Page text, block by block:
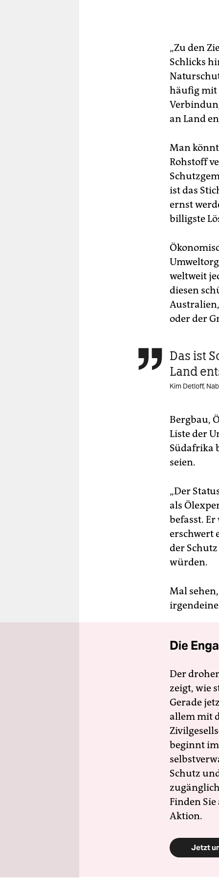
„Zu den
Schlicks
häufig mit
an Land
Man
Rohstoff
ist das
ernst
billigste
weltweit
diesen
oder der
 Das ist
Land
Kim Detloff,
Bergbau,
Liste der
Südafrika
seien.
„Der
als
befasst.
erschwert
der
würden.
Mal
Die
Der
zeigt, wie
Gerade
allem mit
beginnt
Schutz
Finden
Aktion.
Jetzt